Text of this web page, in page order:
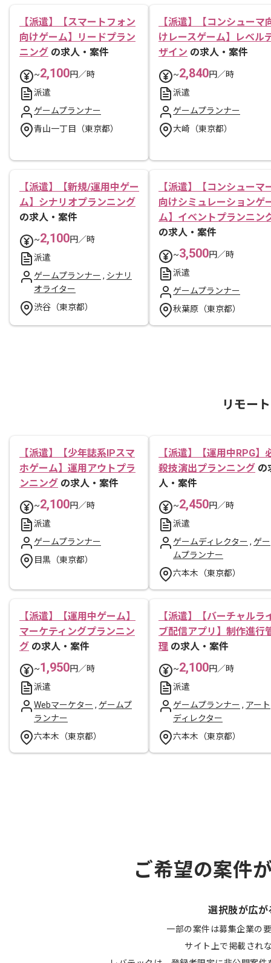
【派遣】【スマートフォン
向けゲーム】リードプラン
ニング の求人・案件
~2,100円／時
派遣
ゲームプランナー
青山一丁目（東京都）
【派遣】【コンシューマ
けレースゲーム】レベル
ザイン の求人・案件
~2,840円／時
派遣
ゲームプランナー
大崎（東京都）
【派遣】【新規/運用中ゲー
ム】シナリオプランニング
の求人・案件
~2,100円／時
派遣
ゲームプランナー , シナリ
オライター
渋谷（東京都）
【派遣】【コンシューマ
向けシミュレーションゲ
ム】イベントプランニン
の求人・案件
~3,500円／時
派遣
ゲームプランナー
秋葉原（東京都）
リモー
【派遣】【少年誌系IPスマ
ホゲーム】運用アウトプラ
ンニング の求人・案件
~2,100円／時
派遣
ゲームプランナー
目黒（東京都）
【派遣】【運用中RPG】
殺技演出プランニング の
人・案件
~2,450円／時
派遣
ゲームディレクター , ゲー
ムプランナー
六本木（東京都）
【派遣】【運用中ゲーム】
マーケティングプランニン
グ の求人・案件
~1,950円／時
派遣
Webマーケター , ゲームプ
ランナー
六本木（東京都）
【派遣】【バーチャルラ
ブ配信アプリ】制作進行
理 の求人・案件
~2,100円／時
派遣
ゲームプランナー , アート
ディレクター
六本木（東京都）
ご希望の案件
選択肢が広が
一部の案件は募集企業の
サイト上で掲載され